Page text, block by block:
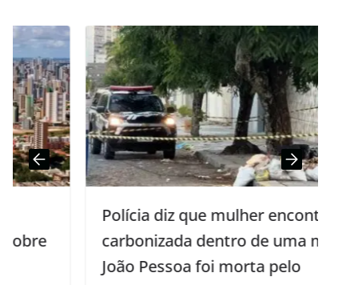
Polícia diz que mulher encontrada
carbonizada dentro de uma mala em
João Pessoa foi morta pelo